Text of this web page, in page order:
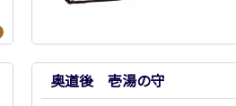
奥道後 壱湯の守